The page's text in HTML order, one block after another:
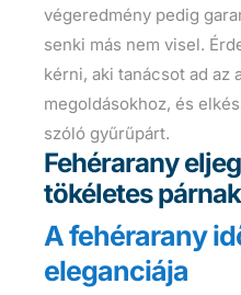
végeredmény pedig
senki más nem visel.
kérni, aki tanácsot ad az
megoldásokhoz, és
szóló gyűrűpárt.
Fehérarany
tökéletes párnak
A fehérarany
eleganciája